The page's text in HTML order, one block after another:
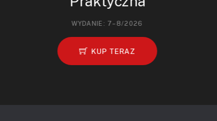
WYDANIE: 7–8/2026
KUP TERAZ